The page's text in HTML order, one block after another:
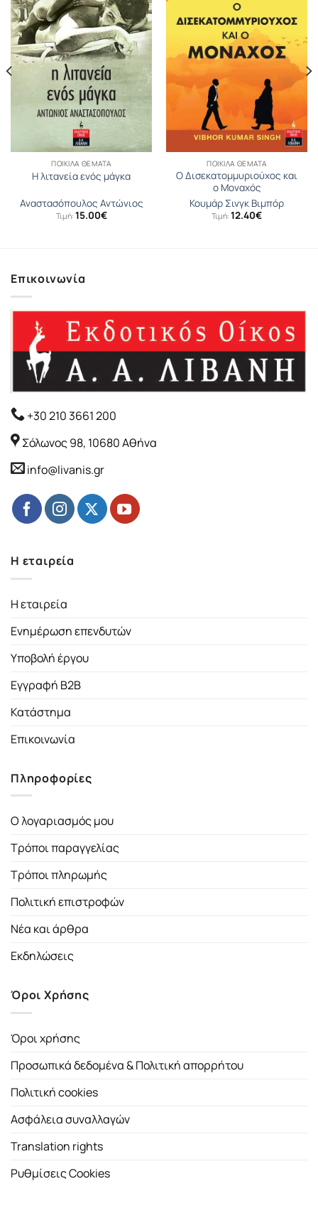
ΠΟΙΚΊΛΑ ΘΈΜΑΤΑ
Η λιτανεία ενός μάγκα
Αναστασόπουλος Αντώνιος
Τιμή: 15.00€
ΠΟΙΚΊΛΑ ΘΈΜΑΤΑ
Ο Δισεκατοµµυριούχος και
ο Μοναχός
Κουµάρ Σινγκ Βιµπόρ
Τιμή: 12.40€
Επικοινωνία
+30 210 3661 200
Σόλωνος 98, 10680 Αθήνα
info@livanis.gr
Η εταιρεία
Η εταιρεία
Ενημέρωση επενδυτών
Υποβολή έργου
Εγγραφή B2B
Κατάστημα
Επικοινωνία
Πληροφορίες
Ο λογαριασμός μου
Τρόποι παραγγελίας
Τρόποι πληρωμής
Πολιτική επιστροφών
Νέα και άρθρα
Εκδηλώσεις
Όροι Χρήσης
Όροι χρήσης
Προσωπικά δεδομένα & Πολιτική απορρήτου
Πολιτική cookies
Ασφάλεια συναλλαγών
Translation rights
Ρυθμίσεις Cookies